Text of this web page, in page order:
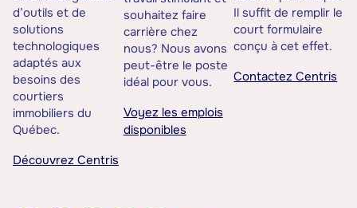
d’outils et de
solutions
technologiques
adaptés aux
besoins des
courtiers
immobiliers du
Québec.
Découvrez Centris
souhaitez faire
carrière chez
nous? Nous avons
peut-être le poste
idéal pour vous.
Voyez les emplois
disponibles
Il suffit de remplir le
court formulaire
conçu à cet effet.
Contactez Centris